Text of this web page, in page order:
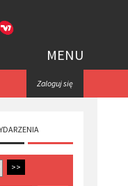
MENU
Zaloguj się
>>